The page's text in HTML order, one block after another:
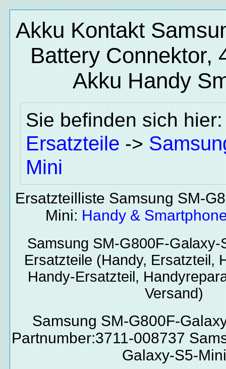
Akku Kontakt
Battery Connektor,
Akku Handy
Sie befinden sich
Ersatzteile ->
Mini
Ersatzteilliste Samsung SM-
Mini: Handy &
Samsung SM-G800F-
Ersatzteile (Handy, Ersatzteil,
Handy-Ersatzteil,
Versand)
Samsung SM-G800F-
Partnumber:3711-008737
Galaxy-S5-Mini